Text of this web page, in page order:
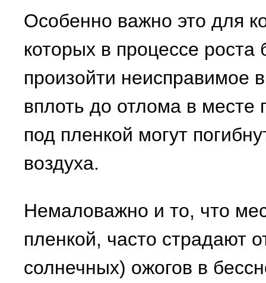
Особенно важно это для
которых в процессе
произойти неисправимое
вплоть до отлома в месте
под пленкой могут
воздуха.
Немаловажно и то, что
пленкой, часто страдают
солнечных) ожогов в